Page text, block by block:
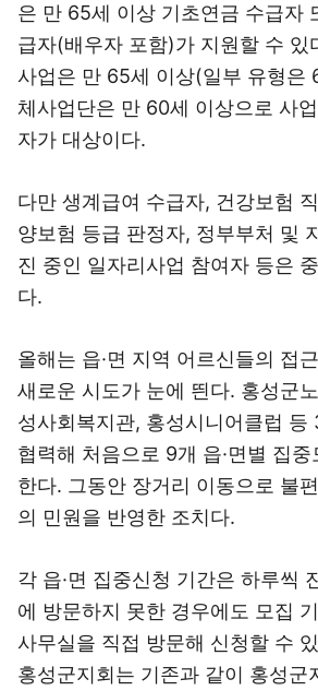
은 만 65세 이상 기초연금 수급자
급자(배우자 포함)가 지원할 수 있
사업은 만 65세 이상(일부 유형은
체사업단은 만 60세 이상으로 사
자가 대상이다.
다만 생계급여 수급자, 건강보험
양보험 등급 판정자, 정부부처 및
진 중인 일자리사업 참여자 등은
다.
올해는 읍·면 지역 어르신들의 접
새로운 시도가 눈에 띈다. 홍성군
성사회복지관, 홍성시니어클럽 등
협력해 처음으로 9개 읍·면별 집
한다. 그동안 장거리 이동으로 불
의 민원을 반영한 조치다.
각 읍·면 집중신청 기간은 하루씩
에 방문하지 못한 경우에도 모집
사무실을 직접 방문해 신청할 수
홍성군지회는 기존과 같이 홍성군